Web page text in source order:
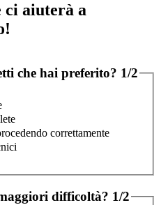
ci aiuterà a
che hai preferito? 1/2
correttamente
difficoltà? 1/2